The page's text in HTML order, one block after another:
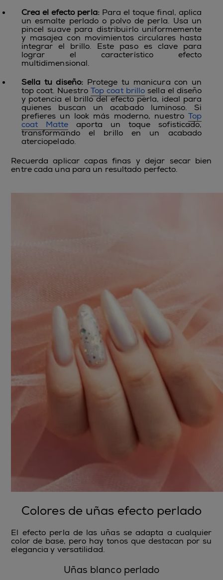
Crea el efecto perla:Para el toque final, aplica
un esmalte perlado o polvo de perla. Usa un
pincel suave para distribuirlo uniformemente
y masajea con movimientos circulares hasta
integrar el brillo. Este paso es clave para
lograr el característico efecto
multidimensional.
Sella tu diseño: Protege tu manicura con un
top coat. Nuestro Top coat brillo sella el diseño
y potencia el brillo del efecto perla, ideal para
quienes buscan un acabado luminoso. Si
prefieres un look más moderno, nuestroTop
coat Matte aporta un toque sofisticado,
transformando el brillo en un acabado
aterciopelado.
Recuerda aplicar capas finas y dejar secar bien
entre cada una para un resultado perfecto.
Colores de uñas efecto perlado
El efecto perla de las uñas se adapta a cualquier
color de base, pero hay tonos que destacan por su
elegancia y versatilidad.
Uñas blanco perlado